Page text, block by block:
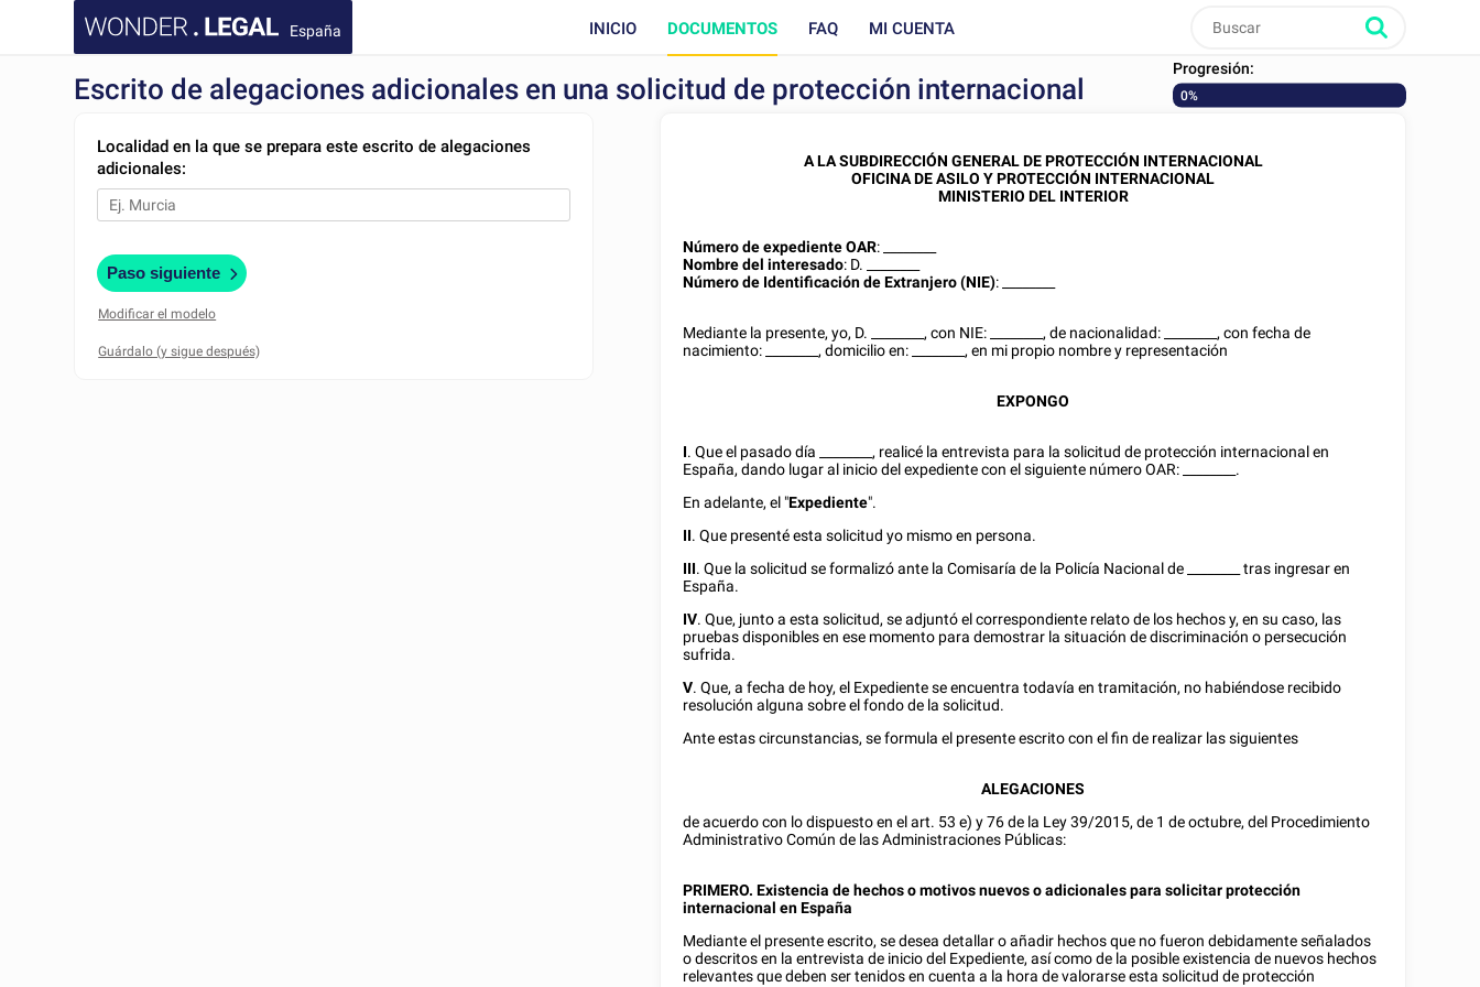
España INICIO DOCUMENTOS FAQ MI CUENTA
Escrito de alegaciones adicionales en una solicitud de protección internacional
Progresión:
0%
Localidad en la que se prepara este escrito de alegaciones
adicionales:
Paso siguiente
Modificar el modelo
A LA SUBDIRECCIÓN GENERAL DE PROTECCIÓN INTERNACIONAL
OFICINA DE ASILO Y PROTECCIÓN INTERNACIONAL
MINISTERIO DEL INTERIOR
Número de expediente OAR:
Nombre del interesado: D.
Número de Identificación de Extranjero (NIE):
Mediante la presente, yo, D. , con NIE: , de nacionalidad:
, con fecha de
nacimiento:
, domicilio en: , en mi propio nombre y representación
EXPONGO
I. Que el pasado día
, realicé la entrevista para la solicitud de protección internacional en
España, dando lugar al inicio del expediente con el siguiente número OAR:
.
En adelante, el "Expediente".
II. Que presenté esta solicitud yo mismo en persona.
III. Que la solicitud se formalizó ante la Comisaría de la Policía Nacional de
tras ingresar en
España.
IV. Que, junto a esta solicitud, se adjuntó el correspondiente relato de los hechos y, en su caso, las
pruebas disponibles en ese momento para demostrar la situación de discriminación o persecución
sufrida.
V. Que, a fecha de hoy, el Expediente se encuentra todavía en tramitación, no habiéndose recibido
resolución alguna sobre el fondo de la solicitud.
Ante estas circunstancias, se formula el presente escrito con el fin de realizar las siguientes
ALEGACIONES
de acuerdo con lo dispuesto en el art. 53 e) y 76 de la Ley 39/2015, de 1 de octubre, del Procedimiento
Administrativo Común de las Administraciones Públicas:
PRIMERO. Existencia de hechos o motivos nuevos o adicionales para solicitar protección
internacional en España
Mediante el presente escrito, se desea detallar o añadir hechos que no fueron debidamente señalados
o descritos en la entrevista de inicio del Expediente, así como de la posible existencia de nuevos hechos
relevantes que deben ser tenidos en cuenta a la hora de valorarse esta solicitud de protección